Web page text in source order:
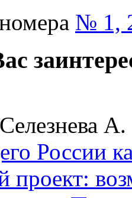
№ 1,
России
проект: